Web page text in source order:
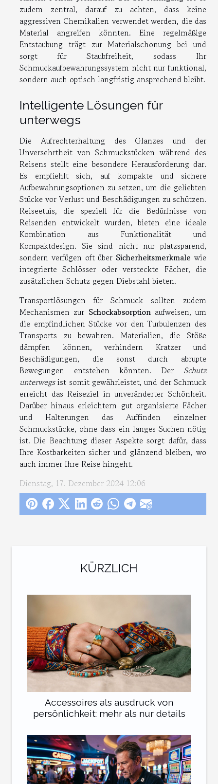
KÜRZLICH
Accessoires als ausdruck von
persönlichkeit: mehr als nur details
zudem zentral, darauf zu achten, dass keine
aggressiven Chemikalien verwendet werden, die das
Material angreifen könnten. Eine regelmäßige
Entstaubung trägt zur Materialschonung bei und
sorgt für Staubfreiheit, sodass Ihr
Schmuckaufbewahrungssystem nicht nur funktional,
sondern auch optisch langfristig ansprechend bleibt.
Intelligente Lösungen für
unterwegs
Die Aufrechterhaltung des Glanzes und der
Unversehrtheit von Schmuckstücken während des
Reisens stellt eine besondere Herausforderung dar.
Es empfiehlt sich, auf kompakte und sichere
Aufbewahrungsoptionen zu setzen, um die geliebten
Stücke vor Verlust und Beschädigungen zu schützen.
Reiseetuis, die speziell für die Bedürfnisse von
Reisenden entwickelt wurden, bieten eine ideale
Kombination aus Funktionalität und
Kompaktdesign. Sie sind nicht nur platzsparend,
sondern verfügen oft über Sicherheitsmerkmale wie
integrierte Schlösser oder versteckte Fächer, die
zusätzlichen Schutz gegen Diebstahl bieten.
Transportlösungen für Schmuck sollten zudem
Mechanismen zur Schockabsorptionaufweisen, um
die empfindlichen Stücke vor den Turbulenzen des
Transports zu bewahren. Materialien, die Stöße
dämpfen können, verhindern Kratzer und
Beschädigungen, die sonst durch abrupte
Bewegungen entstehen könnten. Der Schutz
unterwegsist somit gewährleistet, und der Schmuck
erreicht das Reiseziel in unveränderter Schönheit.
Darüber hinaus erleichtern gut organisierte Fächer
und Halterungen das Auffinden einzelner
Schmuckstücke, ohne dass ein langes Suchen nötig
ist. Die Beachtung dieser Aspekte sorgt dafür, dass
Ihre Kostbarkeiten sicher und glänzend bleiben, wo
auch immer Ihre Reise hingeht.
Dienstag, 17. Dezember 2024 12:06